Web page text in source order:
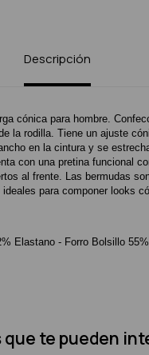
Descripción
cónica para hombre.
la rodilla. Tiene un ajuste
en la cintura y se
con una pretina funcional
al frente. Las bermudas
para componer looks
Elastano - Forro Bolsillo
que te pueden